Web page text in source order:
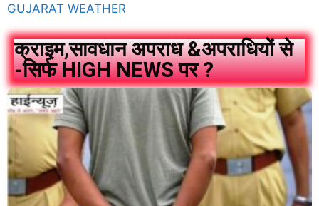
GUJARAT WEATHER
क्राइम,सावधान अपराध &अपराधियों से
-सिर्फ HIGH NEWS पर ?